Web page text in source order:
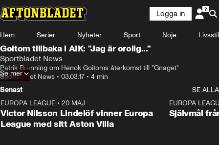
Logga in
Hem Serier Nyheter Sport Nöje Livsstil
Goitom tillbaka i AIK: "Jag är orolig..."
Sportbladet News
Patrik Brenning om Henok Goitoms återkomst till "Gnaget"
Sportbladet News • 03.03.17 • 4 min
Se mer
Senast
SE ALLA
EUROPA LEAGUE • 20 MAJ
Victor Nilsson Lindelöf vinner Europa
League med sitt Aston Villa
EUROPA
Självmål